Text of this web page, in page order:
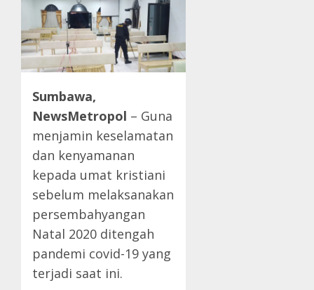
Sumbawa,
NewsMetropol – Guna
menjamin keselamatan
dan kenyamanan
kepada umat kristiani
sebelum melaksanakan
persembahyangan
Natal 2020 ditengah
pandemi covid-19 yang
terjadi saat ini.